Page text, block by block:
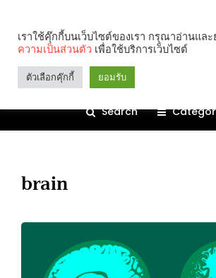
Search
brain
เราใช้คุ๊กกี้บนเว็บไซต์ของเรา กรุณาอ่านแล
ความเป็นส่วนตัว เพื่อใช้บริการเว็บไซต์
ตัวเลือกคุ๊กกี้ ยอมรับ